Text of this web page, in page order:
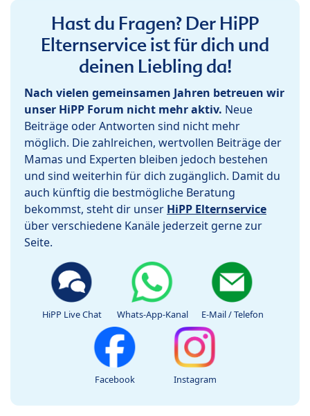
Hast du Fragen? Der HiPP
Elternservice ist für dich und
deinen Liebling da!
Nach vielen gemeinsamen Jahren betreuen wir
unser HiPP Forum nicht mehr aktiv. Neue
Beiträge oder Antworten sind nicht mehr
möglich. Die zahlreichen, wertvollen Beiträge der
Mamas und Experten bleiben jedoch bestehen
und sind weiterhin für dich zugänglich. Damit du
auch künftig die bestmögliche Beratung
bekommst, steht dir unser HiPP Elternservice
über verschiedene Kanäle jederzeit gerne zur
Seite.
HiPP Live Chat Whats-App-Kanal E-Mail / Telefon
Facebook Instagram